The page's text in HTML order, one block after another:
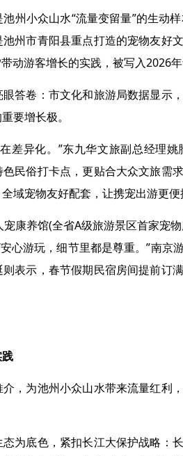
小众山水“流量变留量”的生动
州市青阳县重点打造的宠物友好
动游客增长的实践，被写入2026年
卷：市文化和旅游局数据显示
要增长极。
异化。”东九华文旅副总经理姚
民俗打卡点，更贴合大众文旅需
域宠物友好配套，让携宠出游更
养馆(全省A级旅游景区首家宠
安心游玩，细节里都是尊重。”南京
表示，春节假期民宿房间提前订
为池州小众山水带来流量红利
底色，紧扣长江大保护战略：